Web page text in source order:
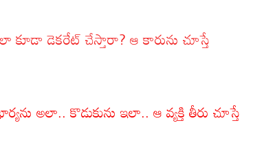
కూడా డెకరేట్ చేస్తారా? ఆ కారును చూస్తే
అలా.. కొడుకును ఇలా.. ఆ వ్యక్తి తీరు చూస్తే